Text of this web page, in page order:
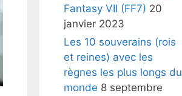
Fantasy VII (FF7) 20
janvier 2023
Les 10 souverains (rois
et reines) avec les
règnes les plus longs du
monde 8 septembre